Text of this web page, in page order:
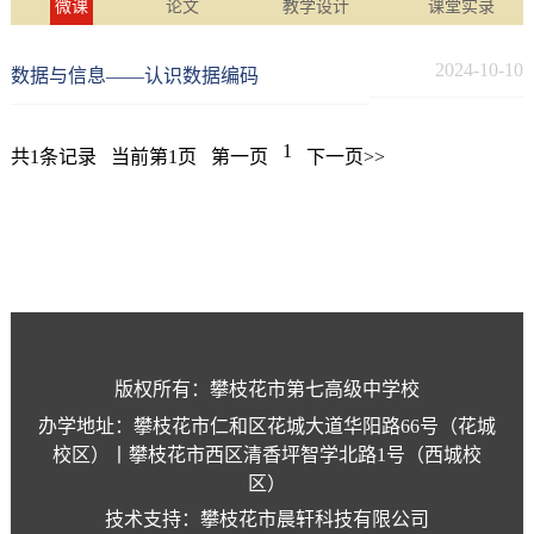
微课 论文 教学设计 课堂实录
数据与信息——认识数据编码 2024-10-10
共1条记录 当前第1页 第一页 1 下一页>>
版权所有：攀枝花市第七高级中学校
办学地址：攀枝花市仁和区花城大道华阳路66号（花城
校区）丨攀枝花市西区清香坪智学北路1号（西城校
区）
技术支持：攀枝花市晨轩科技有限公司